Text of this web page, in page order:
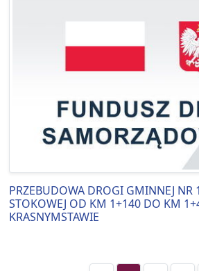
PRZEBUDOWA DROGI GMINNEJ NR
STOKOWEJ OD KM 1+140 DO KM
KRASNYMSTAWIE